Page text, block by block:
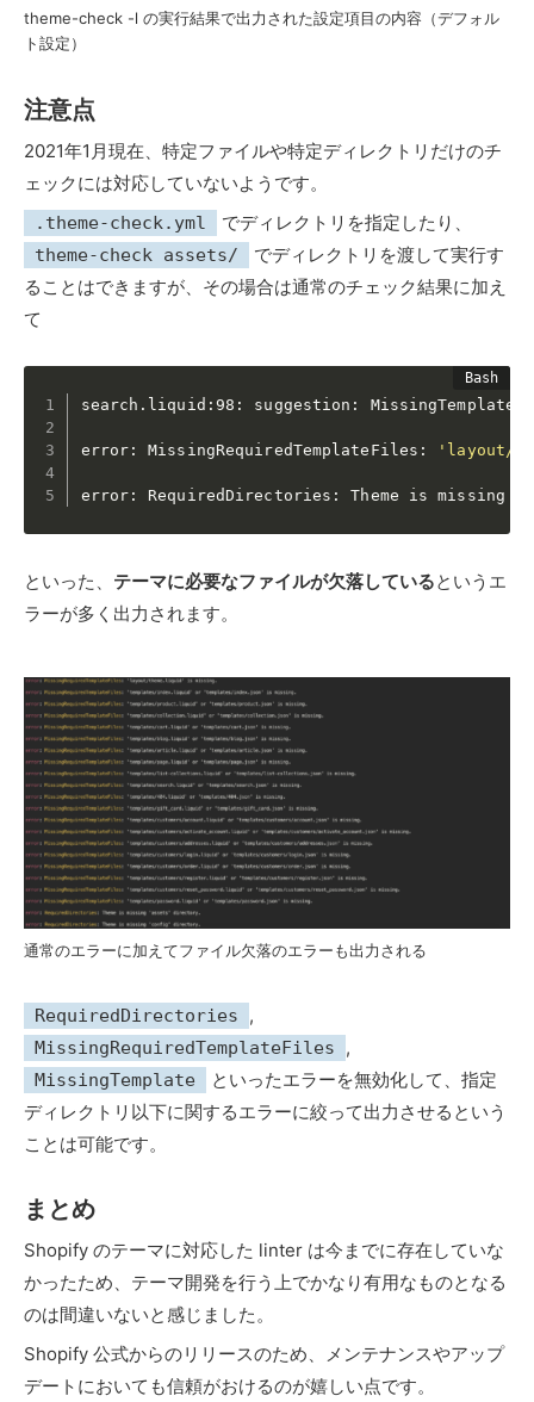
theme-check -l の実行結果で出力された設定項目の内容（デフォル
ト設定）
注意点
2021年1月現在、特定ファイルや特定ディレクトリだけのチ
ェックには対応していないようです。
.theme-check.yml でディレクトリを指定したり、
theme-check assets/
でディレクトリを渡して実行す
ることはできますが、その場合は通常のチェック結果に加え
て
search.liquid:98: suggestion: MissingTemplate:
error: MissingRequiredTemplateFiles: 'layout/
error: RequiredDirectories: Theme is missing
といった、 テーマに必要なファイルが欠落しているというエ
ラーが多く出力されます。
通常のエラーに加えてファイル欠落のエラーも出力される
RequiredDirectories ,
MissingRequiredTemplateFiles ,
MissingTemplate
といったエラーを無効化して、指定
ディレクトリ以下に関するエラーに絞って出力させるという
ことは可能です。
まとめ
Shopify のテーマに対応した linter は今までに存在していな
かったため、テーマ開発を行う上でかなり有用なものとなる
のは間違いないと感じました。
Shopify 公式からのリリースのため、メンテナンスやアップ
デートにおいても信頼がおけるのが嬉しい点です。